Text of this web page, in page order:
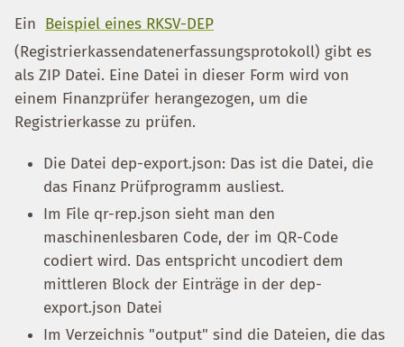
Ein Beispiel eines RKSV-DEP
(Registrierkassendatenerfassungsprotokoll) gibt es
als ZIP Datei. Eine Datei in dieser Form wird von
einem Finanzprüfer herangezogen, um die
Registrierkasse zu prüfen.
Die Datei dep-export.json: Das ist die Datei, die
das Finanz Prüfprogramm ausliest.
Im File qr-rep.json sieht man den
maschinenlesbaren Code, der im QR-Code
codiert wird. Das entspricht uncodiert dem
mittleren Block der Einträge in der dep-
export.json Datei
Im Verzeichnis "output" sind die Dateien, die das